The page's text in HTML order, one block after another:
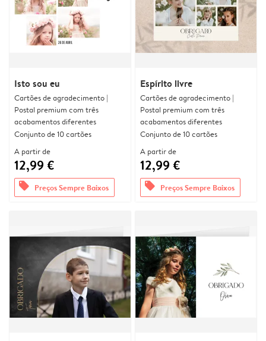
Isto sou eu
Cartões de agradecimento |
Postal premium com três
acabamentos diferentes
Conjunto de 10 cartões
A partir de
12,99 €
offers Preços Sempre Baixos
Espírito livre
Cartões de agradecimento |
Postal premium com três
acabamentos diferentes
Conjunto de 10 cartões
A partir de
12,99 €
offers Preços Sempre Baixos